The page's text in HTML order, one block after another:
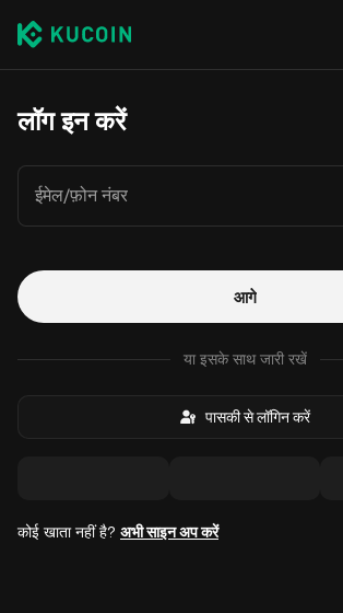
लॉग इन करें
ईमेल/फ़ोन नंबर
आगे
या इसके साथ जारी रखें
पासकी से लॉगिन करें
कोई खाता नहीं है? अभी साइन अप करें